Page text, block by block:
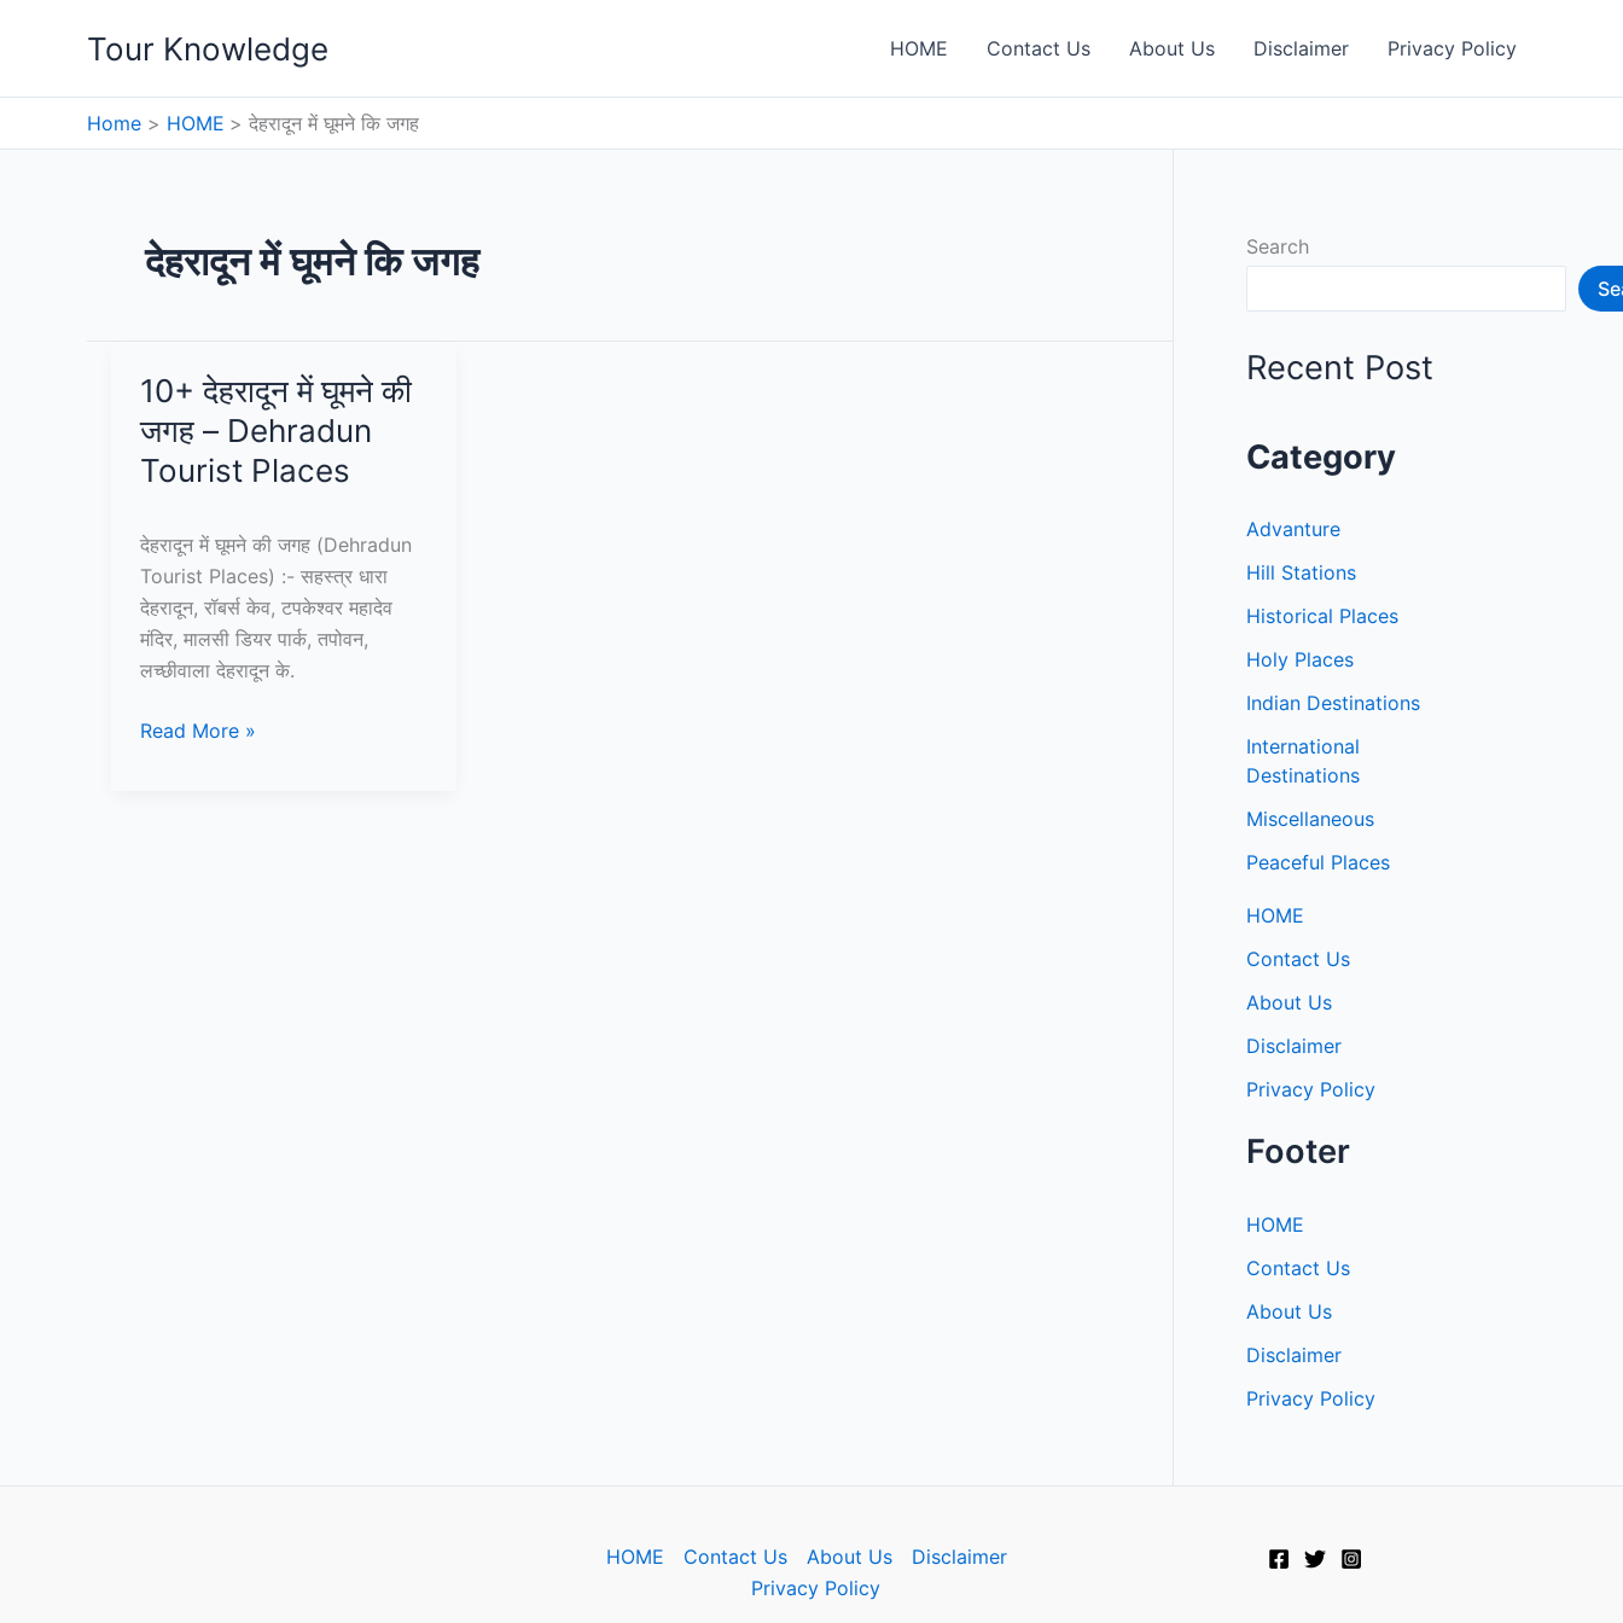
Tour Knowledge HOME Contact Us About Us Disclaimer Privacy Policy
Home HOME देहरादून में घूमने कि जगह
देहरादून में घूमने कि जगह
10+ देहरादून में घूमने की
जगह – Dehradun
Tourist Places
देहरादून में घूमने की जगह (Dehradun
Tourist Places) :- सहस्त्र धारा
देहरादून, रॉबर्स केव, टपकेश्वर महादेव
मंदिर, मालसी डियर पार्क, तपोवन,
लच्छीवाला देहरादून के.
10+
Read More »
Search
Recent Post
Category
Advanture
Hill Stations
Historical Places
Holy Places
Indian Destinations
International
Destinations
Miscellaneous
Peaceful Places
HOME
Contact Us
About Us
Disclaimer
Privacy Policy
Footer
HOME
Contact Us
About Us
Disclaimer
Privacy Policy
HOME Contact Us About Us
Disclaimer
Privacy Policy